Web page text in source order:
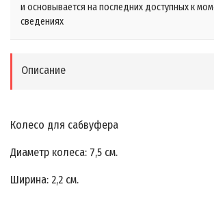
и основывается на последних доступных к
сведениях
Описание
Колесо для сабвуфера
Диаметр колеса: 7,5 см.
Ширина: 2,2 см.